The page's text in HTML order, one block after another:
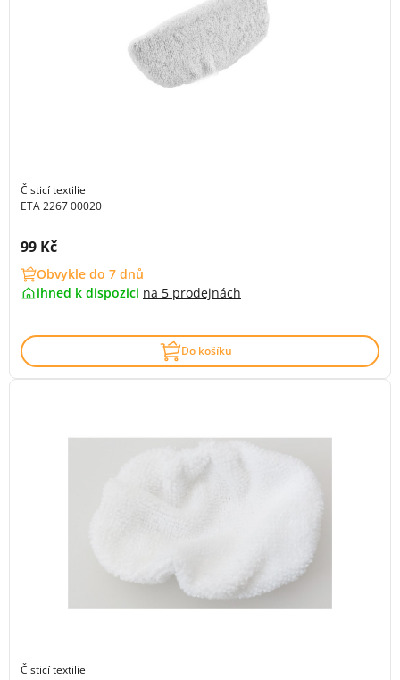
Čisticí textilie
ETA 2267 00020
Cena s DPH:
99 Kč
Obvykle do 7 dnů
ihned k dispozici na 5 prodejnách
Do košíku
Čisticí textilie